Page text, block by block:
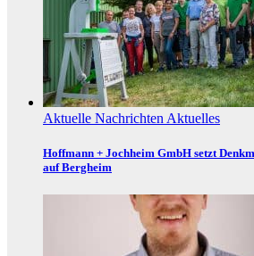
Aktuelle Nachrichten Aktuelles
Hoffmann + Jochheim GmbH setzt
auf Bergheim